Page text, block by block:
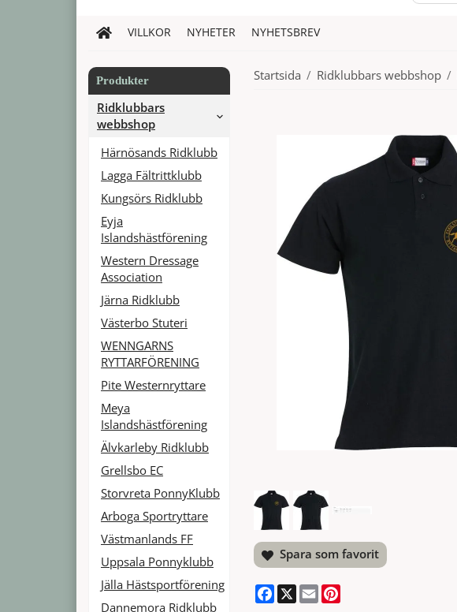
VILLKOR NYHETER NYHETSBREV
Produkter
Ridklubbars
webbshop
Härnösands Ridklubb
Lagga Fältrittklubb
Kungsörs Ridklubb
Eyja
Islandshästförening
Western Dressage
Association
Järna Ridklubb
Västerbo Stuteri
WENNGARNS
RYTTARFÖRENING
Pite Westernryttare
Meya
Islandshästförening
Älvkarleby Ridklubb
Grellsbo EC
Storvreta PonnyKlubb
Arboga Sportryttare
Västmanlands FF
Uppsala Ponnyklubb
Jälla Hästsportförening
Dannemora Ridklubb
Startsida / Ridklubbars webbshop /
Spara som favorit
Facebook
X Email